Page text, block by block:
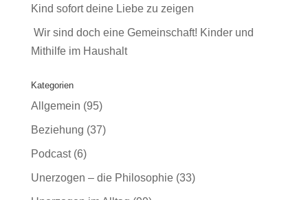
Kind sofort deine Liebe zu zeigen
Wir sind doch eine Gemeinschaft! Kinder und
Mithilfe im Haushalt
Kategorien
Allgemein (95)
Beziehung (37)
Podcast(6)
Unerzogen – die Philosophie(33)